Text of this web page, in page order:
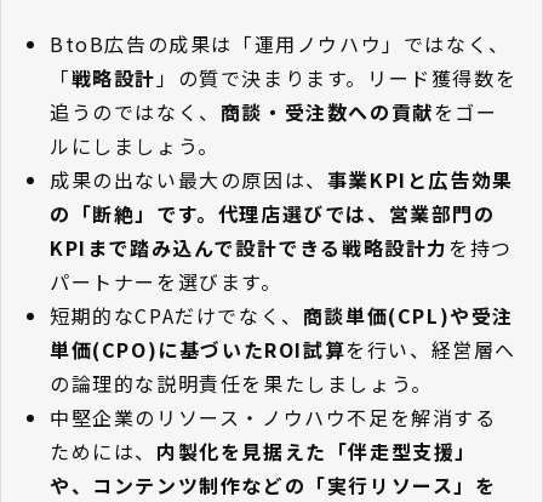
BtoB広告の成果は「運用ノウハウ」ではなく、
「戦略設計 」の質で決まります。リード獲得数を
追うのではなく、 商談・受注数への貢献をゴー
ルにしましょう。
成果の出ない最大の原因は、 事業KPIと広告効果
の「断絶」です。代理店選びでは、営業部門の
KPIまで踏み込んで設計できる戦略設計力を持つ
パートナーを選びます。
短期的なCPAだけでなく、 商談単価(CPL)や受注
単価(CPO)に基づいたROI試算を行い、経営層へ
の論理的な説明責任を果たしましょう。
中堅企業のリソース・ノウハウ不足を解消する
ためには、 内製化を見据えた「伴走型支援」
や、コンテンツ制作などの「実行リソース」を